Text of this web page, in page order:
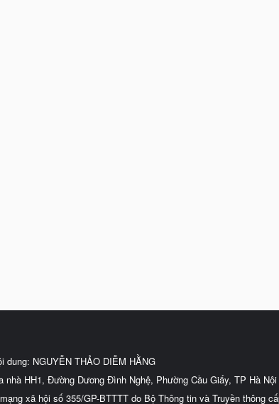
dung: NGUYỄN THẢO DIỄM HẰNG
nhà HH1, Đường Dương Đình Nghệ, Phường Cầu Giấy, TP Hà Nội
xã hội số 355/GP-BTTTT do Bộ Thông tin và Truyền thông